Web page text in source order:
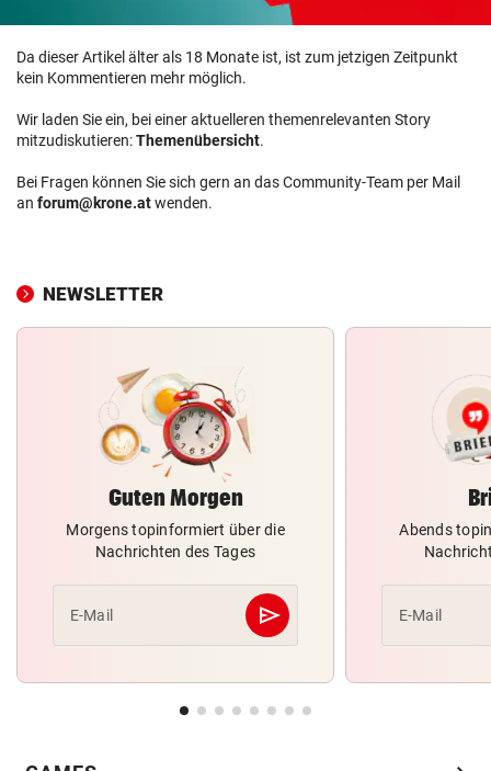
Da dieser Artikel älter als 18 Monate ist, ist zum jetzigen Zeitpunkt
kein Kommentieren mehr möglich.
Wir laden Sie ein, bei einer aktuelleren themenrelevanten Story
mitzudiskutieren:Themenübersicht.
Bei Fragen können Sie sich gern an das Community-Team per Mail
an forum@krone.atwenden.
NEWSLETTER
Guten Morgen
Morgens topinformiert über die
Nachrichten des Tages
E-Mail send
Abschicken
Abends
E-Mail